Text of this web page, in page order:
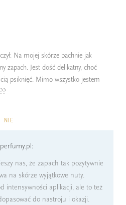
Na mojej skórze pachnie jak
zapach. Jest dość delikatny, choć
psiknięć. Mimo wszystko jestem
NIE
nas, że zapach tak pozytywnie
na skórze wyjątkowe nuty.
intensywności aplikacji, ale to też
do nastroju i okazji.